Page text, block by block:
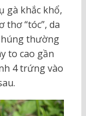
gà khắc khổ,
thơ “tóc”, da
thường
to cao gần
4 trứng vào